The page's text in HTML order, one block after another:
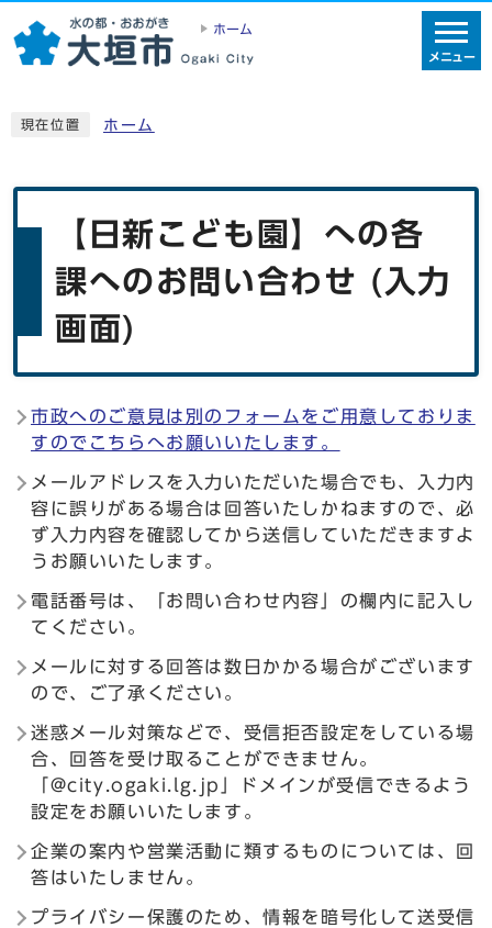
ホーム
メニュー
現在位置 ホーム
【日新こども園】への各
課へのお問い合わせ (入力
画面)
市政へのご意見は別のフォームをご用意しておりま
すのでこちらへお願いいたします。
メールアドレスを入力いただいた場合でも、入力内
容に誤りがある場合は回答いたしかねますので、必
ず入力内容を確認してから送信していただきますよ
うお願いいたします。
電話番号は、「お問い合わせ内容」の欄内に記入し
てください。
メールに対する回答は数日かかる場合がございます
ので、ご了承ください。
迷惑メール対策などで、受信拒否設定をしている場
合、回答を受け取ることができません。
「@city.ogaki.lg.jp」ドメインが受信できるよう
設定をお願いいたします。
企業の案内や営業活動に類するものについては、回
答はいたしません。
プライバシー保護のため、情報を暗号化して送受信